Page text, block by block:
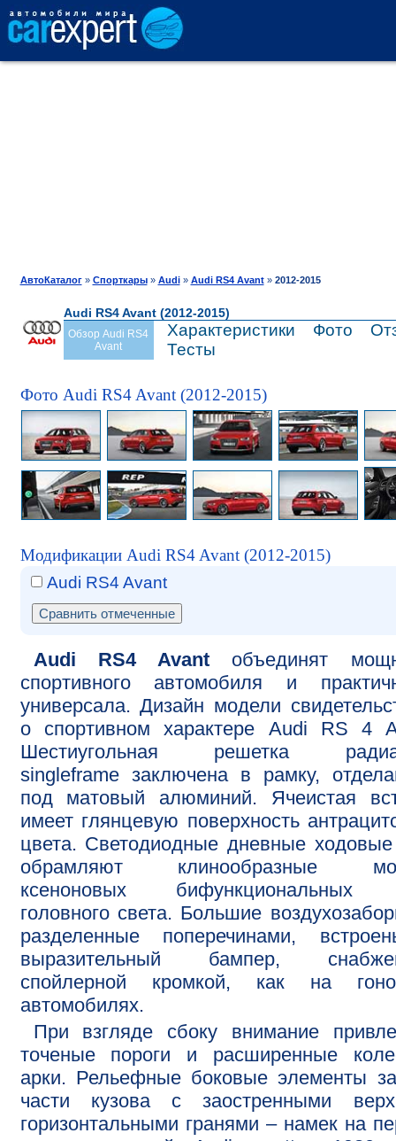
ТЕСТ-ДРАЙВ
ПРОДАЖА
АвтоКаталог» Спорткары» Audi» Audi RS4 Avant» 2012-2015
Audi RS4 Avant (2012-2015)
Обзор Audi RS4
Avant
Характеристики Фото
Тесты
Фото Audi RS4 Avant (2012-2015)
Модификации Audi RS4 Avant (2012-2015)
Audi RS4 Avant
Audi RS4 Avant объединят
спортивного автомобиля и
универсала. Дизайн модели
о спортивном характере Audi RS 4
Шестиугольная решетка
singleframe заключена в рамку,
под матовый алюминий. Ячеистая
имеет глянцевую поверхность
цвета. Светодиодные дневные ходовые
обрамляют клинообразные
ксеноновых бифункциональных
головного света. Большие
разделенные поперечинами,
выразительный бампер,
спойлерной кромкой, как на
автомобилях.
При взгляде сбоку внимание
точеные пороги и расширенные
арки. Рельефные боковые элементы
части кузова с заостренными
горизонтальными гранями – намек на